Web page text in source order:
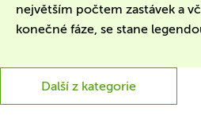
největším počtem zastávek a
konečné fáze, se stane
Další z kategorie